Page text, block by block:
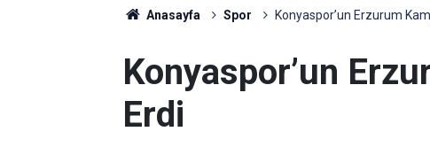
Anasayfa Spor Konyaspor’un Erzurum
Konyaspor’un
Erdi